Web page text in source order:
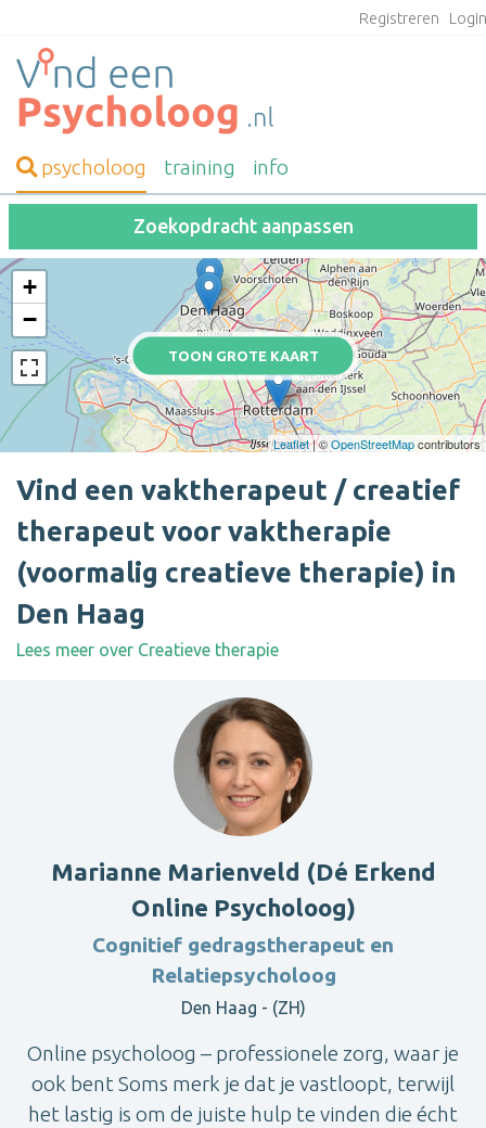
Registreren
psycholoog training info
Zoekopdracht aanpassen
TOON GROTE KAART
+
−
Leaflet| ©OpenStreetMapcontributors
Vind een vaktherapeut / creatief
therapeut voor vaktherapie
(voormalig creatieve therapie) in
Den Haag
Lees meer over Creatieve therapie
Marianne Marienveld (Dé Erkend
Online Psycholoog)
Cognitief gedragstherapeut en
Relatiepsycholoog
Den Haag - (ZH)
Online psycholoog – professionele zorg, waar je
ook bent Soms merk je dat je vastloopt, terwijl
het lastig is om de juiste hulp te vinden die écht